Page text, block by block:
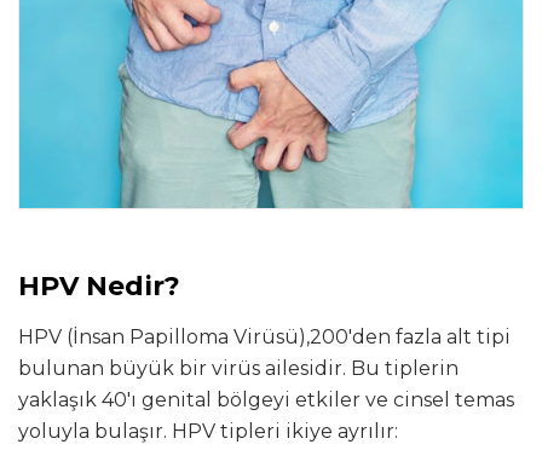
HPV Nedir?
HPV (İnsan Papilloma Virüsü),200'den fazla alt tipi
bulunan büyük bir virüs ailesidir. Bu tiplerin
yaklaşık 40'ı genital bölgeyi etkiler ve cinsel temas
yoluyla bulaşır. HPV tipleri ikiye ayrılır: